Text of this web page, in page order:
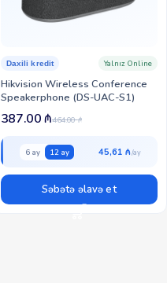
Hikvision Wireless Conference
Speakerphone (DS-UAC-S1)
Daxili kredit Yalnız Online
464.00₼
387.00₼
6 ay 12 ay 45,61 ₼
Səbətə əlavə et